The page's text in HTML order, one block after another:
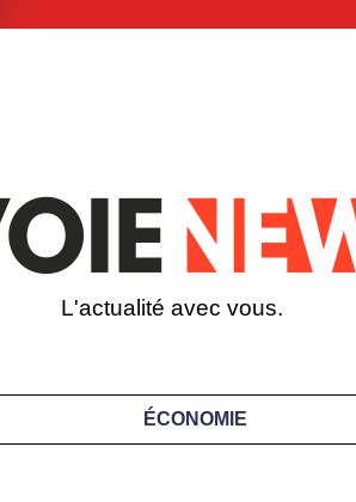
L'actualité avec vous.
ÉCONOMIE